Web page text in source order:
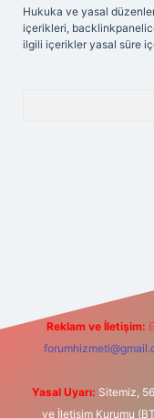
Hukuka ve yasal
içerikleri,
ilgili içerikler yasal süre
Reklam ve İletişim:
Yasal Uyarı: Sitemiz,
ve İletişim Kurumu